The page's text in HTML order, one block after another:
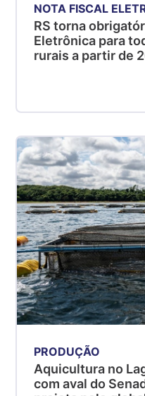
NOTA FISCAL
RS torna
Eletrônica para
rurais a partir de
PRODUÇÃO
Aquicultura no
com aval do